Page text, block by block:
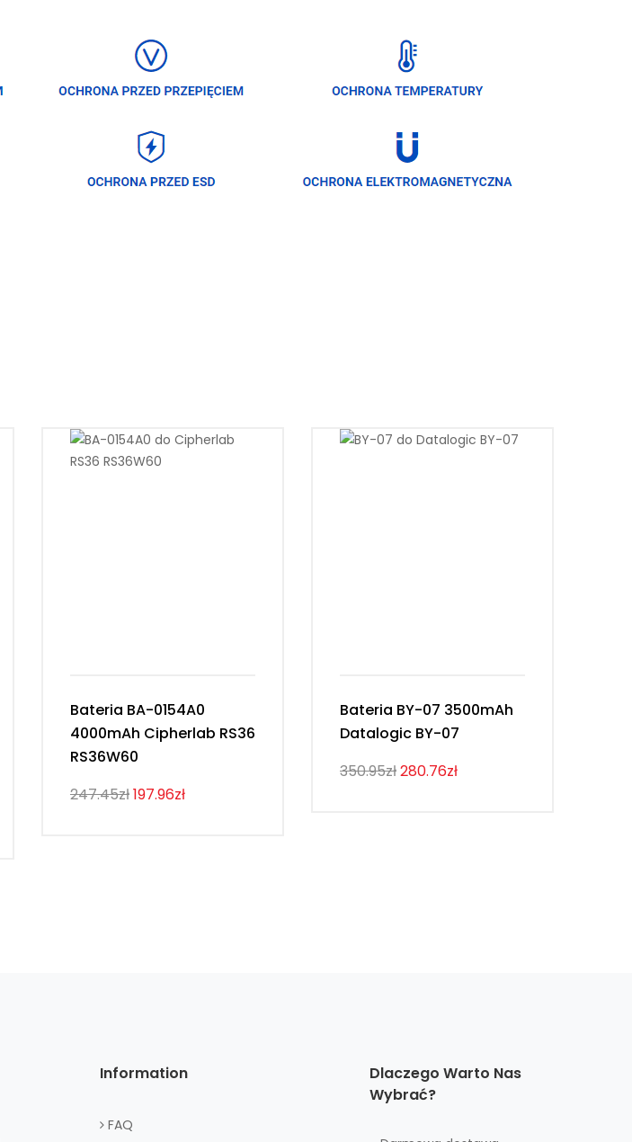
Bateria BA-0154A0
4000mAh Cipherlab RS36
RS36W60
247.45zł197.96zł
Bateria BY-07 3500mAh
Datalogic BY-07
350.95zł280.76zł
Information
FAQ
Dlaczego Warto Nas
Wybrać?